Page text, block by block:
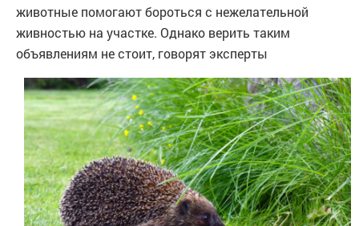
животные помогают бороться с нежелательной
живностью на участке. Однако верить таким
объявлениям не стоит, говорят эксперты